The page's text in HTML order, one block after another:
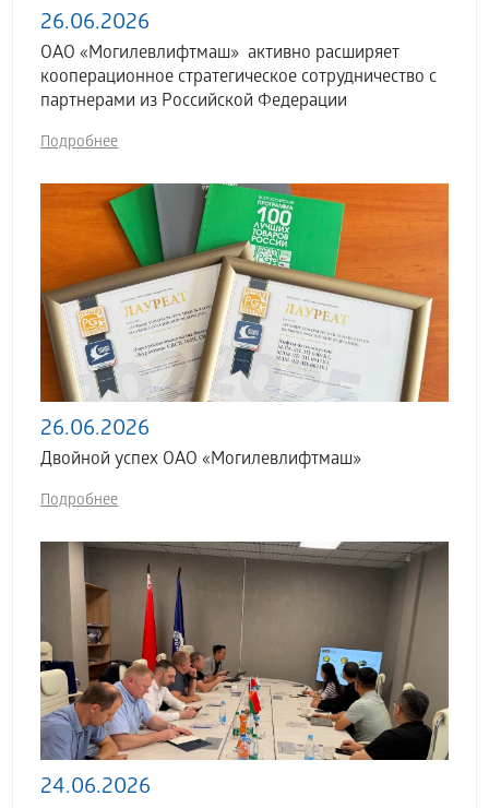
26.06.2026
ОАО «Могилевлифтмаш» активно расширяет
кооперационное стратегическое сотрудничество с
партнерами из Российской Федерации
Подробнее
26.06.2026
Двойной успех ОАО «Могилевлифтмаш»
Подробнее
24.06.2026